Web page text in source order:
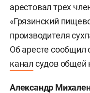
арестовал трех
«Грязинский
производителя
Об аресте
канал судов общей
Александр